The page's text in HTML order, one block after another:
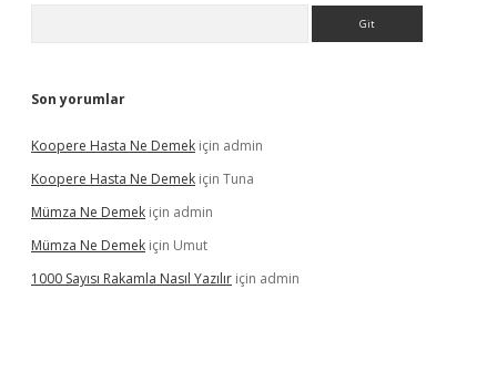
Son yorumlar
Koopere Hasta Ne Demek için admin
Koopere Hasta Ne Demek için Tuna
Mümza Ne Demek için admin
Mümza Ne Demek için Umut
1000 Sayısı Rakamla Nasıl Yazılır için admin